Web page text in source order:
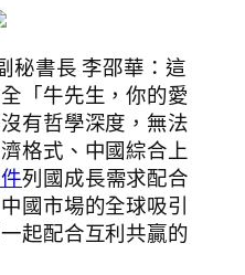
秘書長 李邵華：這
「牛先生，你的愛
有哲學深度，無法
格式、中國綜合上
列國成長需求配合
國市場的全球吸引
起配合互利共贏的